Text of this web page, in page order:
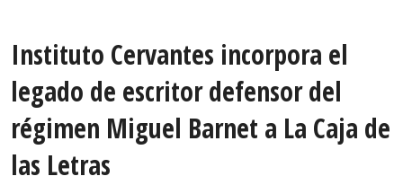
Instituto Cervantes incorpora el
legado de escritor defensor del
régimen Miguel Barnet a La Caja de
las Letras